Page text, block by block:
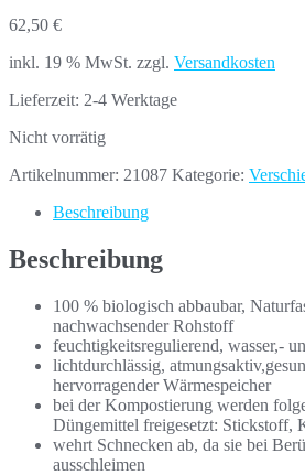
62,50 €
inkl. 19 % MwSt. zzgl. Versandkosten
Lieferzeit: 2-4 Werktage
Nicht vorrätig
Artikelnummer: 21087 Kategorie:
Beschreibung
Beschreibung
100 % biologisch abbaubar,
nachwachsender Rohstoff
feuchtigkeitsregulierend, wasser,-
lichtdurchlässig,
hervorragender Wärmespeicher
bei der Kompostierung werden
Düngemittel freigesetzt: Stickstoff,
wehrt Schnecken ab, da sie bei
ausschleimen